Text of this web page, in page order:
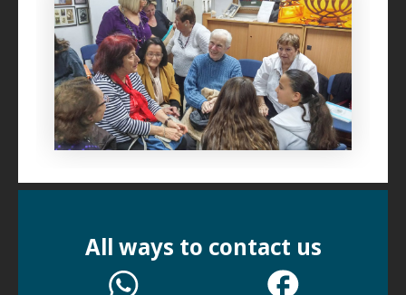
All ways to contact us